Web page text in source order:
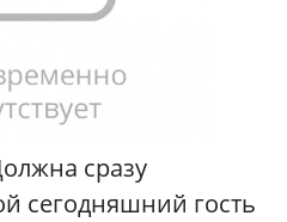
сразу
сегодняшний гость